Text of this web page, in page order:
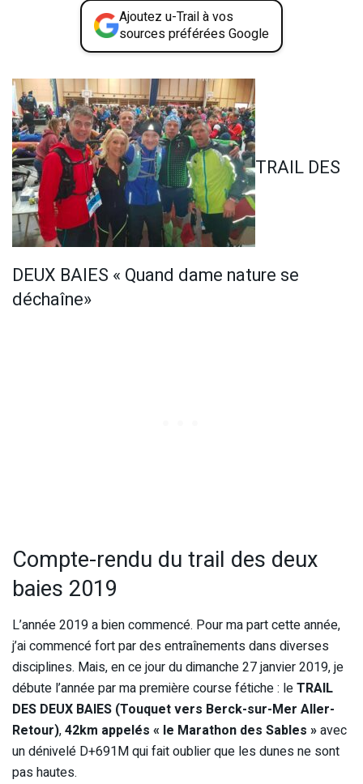
Ajoutez u-Trail à vos
sources préférées Google
TRAIL DES
DEUX BAIES « Quand dame nature se
déchaîne»
Compte-rendu du trail des deux
baies 2019
L’année 2019 a bien commencé. Pour ma part cette année,
j’ai commencé fort par des entraînements dans diverses
disciplines. Mais, en ce jour du dimanche 27 janvier 2019, je
débute l’année par ma première course fétiche : leTRAIL
DES DEUX BAIES (Touquet vers Berck-sur-Mer Aller-
Retour),42km appelés « le Marathon des Sables »avec
un dénivelé D+691M qui fait oublier que les dunes ne sont
pas hautes.